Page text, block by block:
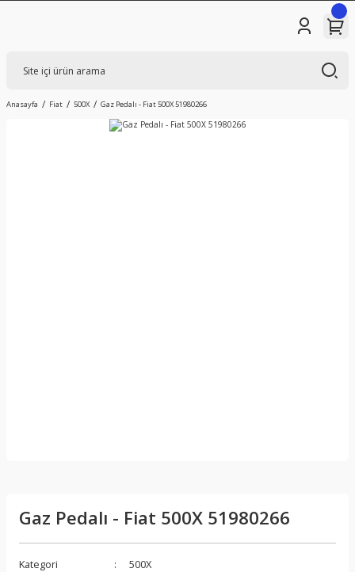
Anasayfa Fiat 500X Gaz Pedalı - Fiat 500X 51980266
Gaz Pedalı - Fiat 500X 51980266
Kategori
500X